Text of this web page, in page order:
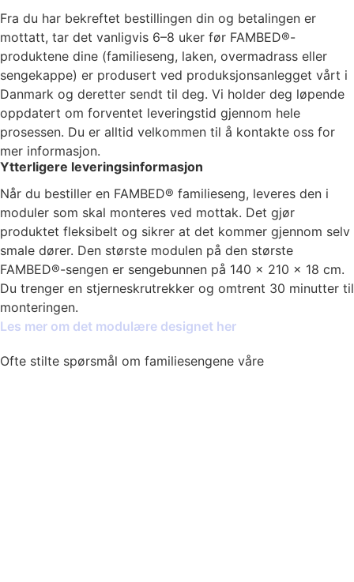
Fra du har bekreftet bestillingen din og betalingen er
mottatt, tar det vanligvis 6–8 uker før FAMBED®-
produktene dine (familieseng, laken, overmadrass eller
sengekappe) er produsert ved produksjonsanlegget vårt i
Danmark og deretter sendt til deg. Vi holder deg løpende
oppdatert om forventet leveringstid gjennom hele
prosessen. Du er alltid velkommen til å kontakte oss for
mer informasjon.
Ytterligere leveringsinformasjon
Når du bestiller en FAMBED® familieseng, leveres den i
moduler som skal monteres ved mottak. Det gjør
produktet fleksibelt og sikrer at det kommer gjennom selv
smale dører. Den største modulen på den største
FAMBED®-sengen er sengebunnen på 140 × 210 × 18 cm.
Du trenger en stjerneskrutrekker og omtrent 30 minutter til
monteringen.
Les mer om det modulære designet her
Ofte stilte spørsmål om familiesengene våre